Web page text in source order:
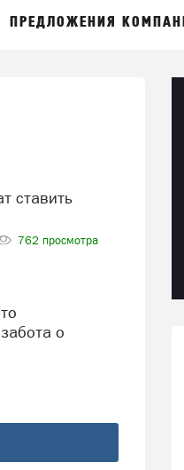
ПРЕДЛОЖЕНИЯ
762 просмотра
о